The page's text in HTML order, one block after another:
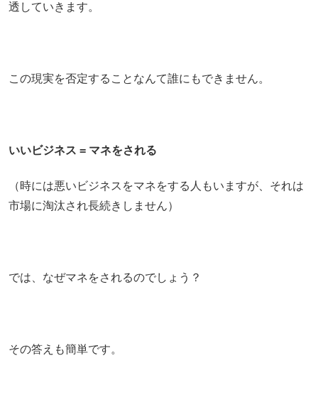
透していきます。
この現実を否定することなんて誰にもできません。
いいビジネス = マネをされる
（時には悪いビジネスをマネをする人もいますが、それは
市場に淘汰され長続きしません）
では、なぜマネをされるのでしょう？
その答えも簡単です。